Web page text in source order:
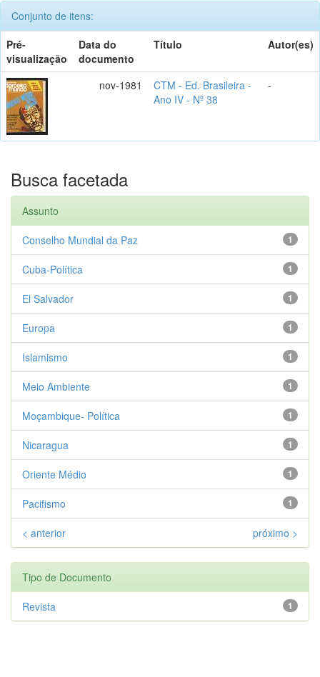
Conjunto de itens:
Pré-
visualização
Data do
documento
Título Autor(es)
nov-1981
CTM - Ed. Brasileira -
Ano IV - Nº 38
-
Busca facetada
Assunto
1
Conselho Mundial da Paz
1
Cuba-Política
1
El Salvador
1
Europa
1
Islamismo
1
Meio Ambiente
1
Moçambique- Política
1
Nicaragua
1
Oriente Médio
1
Pacifismo
< anterior próximo >
Tipo de Documento
1
Revista